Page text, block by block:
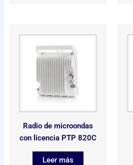
Radio de microondas
con licencia PTP 820C
Leer más